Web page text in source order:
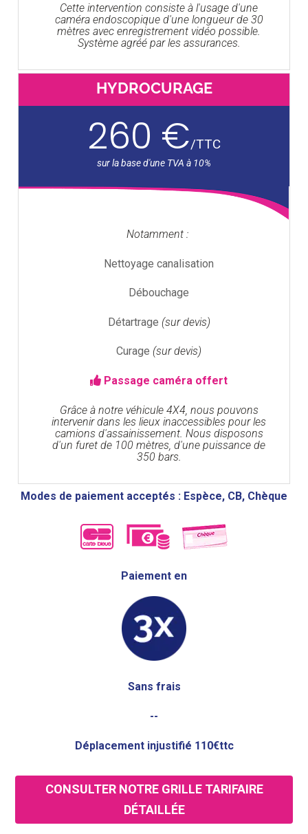
Cette intervention consiste à l'usage d'une
caméra endoscopique d'une longueur de 30
mètres avec enregistrement vidéo possible.
Système agréé par les assurances.
HYDROCURAGE
260 €/TTC
Notamment :
Nettoyage canalisation
Débouchage
Détartrage (sur devis)
Curage (sur devis)
Passage caméra offert
Grâce à notre véhicule 4X4, nous pouvons
intervenir dans les lieux inaccessibles pour les
camions d'assainissement. Nous disposons
d'un furet de 100 mètres, d'une puissance de
350 bars.
Modes de paiement acceptés : Espèce, CB, Chèque
Paiement en
Sans frais
--
Déplacement injustifié 110€ttc
CONSULTER NOTRE GRILLE TARIFAIRE
DÉTAILLÉE